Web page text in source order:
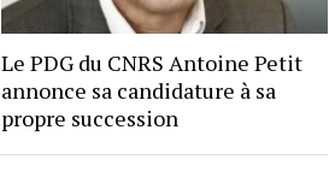
Le PDG du CNRS Antoine Petit
annonce sa candidature à sa
propre succession